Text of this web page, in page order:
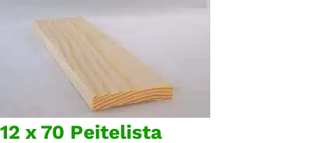
12 x 70 Peitelista